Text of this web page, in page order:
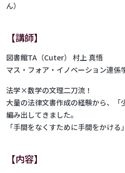
ん）
【講師】
図書館TA（Cuter） 村上 真悟
マス・フォア・イノベーション連
法学×数学の文理二刀流！
大量の法律文書作成の経験から、「
編み出してきました。
「手間をなくすために手間をかける
【内容】